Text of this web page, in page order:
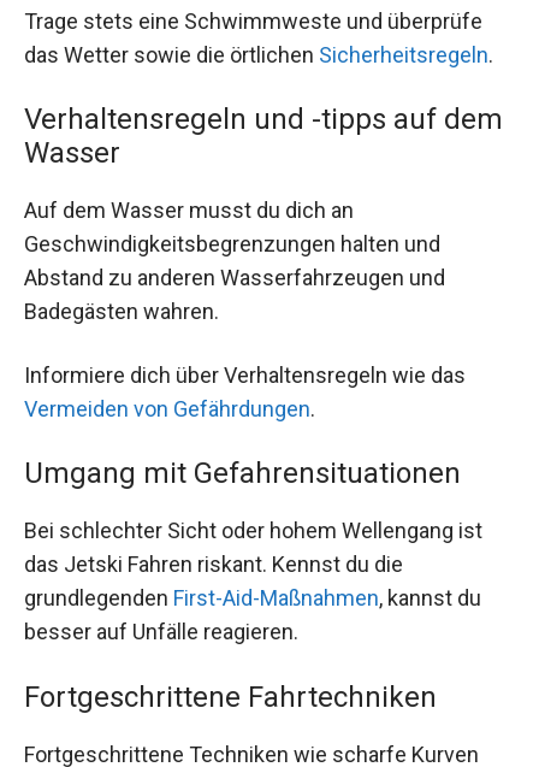
Trage stets eine Schwimmweste und überprüfe
das Wetter sowie die örtlichen Sicherheitsregeln.
Verhaltensregeln und -tipps auf dem
Wasser
Auf dem Wasser musst du dich an
Geschwindigkeitsbegrenzungen halten und
Abstand zu anderen Wasserfahrzeugen und
Badegästen wahren.
Informiere dich über Verhaltensregeln wie das
Vermeiden von Gefährdungen.
Umgang mit Gefahrensituationen
Bei schlechter Sicht oder hohem Wellengang ist
das Jetski Fahren riskant. Kennst du die
grundlegenden First-Aid-Maßnahmen, kannst du
besser auf Unfälle reagieren.
Fortgeschrittene Fahrtechniken
Fortgeschrittene Techniken wie scharfe Kurven